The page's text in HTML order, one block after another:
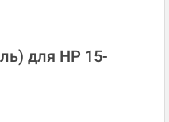
для HP 15-